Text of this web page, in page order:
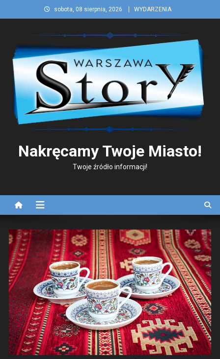
to
sobota, 08 sierpnia, 2026 WYDARZENIA
Nakręcamy Twoje Miasto!
Twoje źródło informacji!